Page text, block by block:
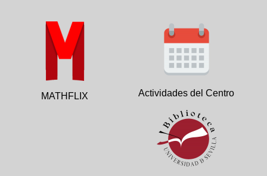
MATHFLIX Actividades del Centro